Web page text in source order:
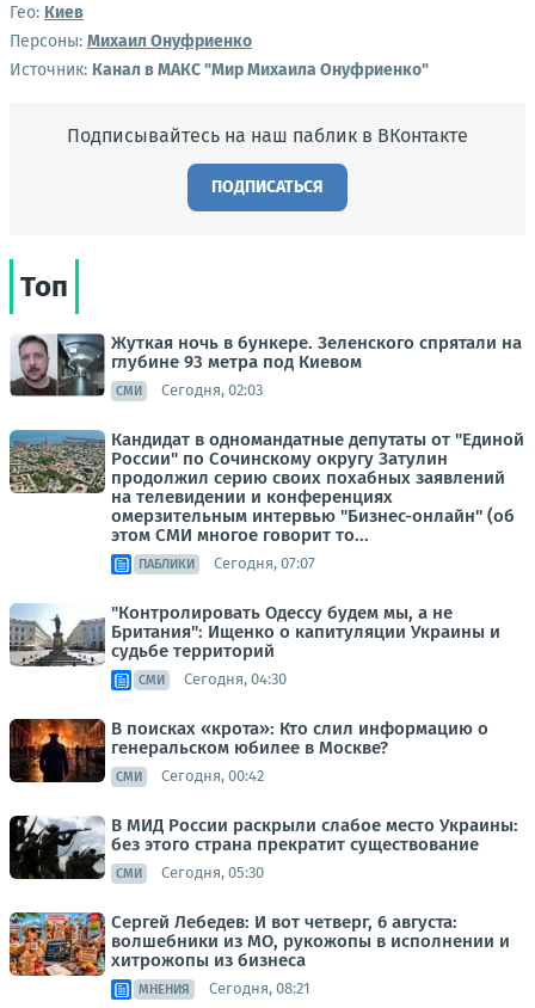
Гео: Киев
Персоны: Михаил Онуфриенко
Источник: Канал в МАКС "Мир Михаила Онуфриенко"
Подписывайтесь на наш паблик в ВКонтакте
ПОДПИСАТЬСЯ
Топ
Жуткая ночь в бункере. Зеленского спрятали на
глубине 93 метра под Киевом
СМИ Сегодня, 02:03
Кандидат в одномандатные депутаты от "Единой
России" по Сочинскому округу Затулин
продолжил серию своих похабных заявлений
на телевидении и конференциях
омерзительным интервью "Бизнес-онлайн" (об
этом СМИ многое говорит то...
ПАБЛИКИ Сегодня, 07:07
"Контролировать Одессу будем мы, а не
Британия": Ищенко о капитуляции Украины и
судьбе территорий
СМИ Сегодня, 04:30
В поисках «крота»: Кто слил информацию о
генеральском юбилее в Москве?
СМИ Сегодня, 00:42
В МИД России раскрыли слабое место Украины:
без этого страна прекратит существование
СМИ Сегодня, 05:30
Сергей Лебедев: И вот четверг, 6 августа:
волшебники из МО, рукожопы в исполнении и
хитрожопы из бизнеса
МНЕНИЯ Сегодня, 08:21